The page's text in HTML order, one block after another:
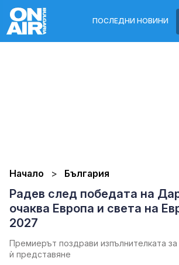
ПОСЛЕДНИ НОВИНИ
Начало България
Радев след победата на
очаква Европа и света на
2027
Премиерът поздрави изпълнителката
ѝ представяне